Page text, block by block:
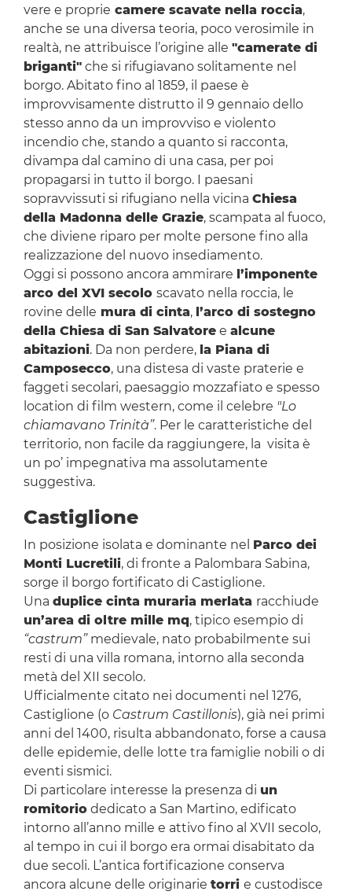
vere e proprie camere scavate nella roccia,
anche se una diversa teoria, poco verosimile in
realtà, ne attribuisce l’origine alle "camerate di
briganti"che si rifugiavano solitamente nel
borgo. Abitato fino al 1859, il paese è
improvvisamente distrutto il 9 gennaio dello
stesso anno da un improvviso e violento
incendio che, stando a quanto si racconta,
divampa dal camino di una casa, per poi
propagarsi in tutto il borgo. I paesani
sopravvissuti si rifugiano nella vicina Chiesa
della Madonna delle Grazie, scampata al fuoco,
che diviene riparo per molte persone fino alla
realizzazione del nuovo insediamento.
Oggi si possono ancora ammirare l’imponente
arco del XVI secolo scavato nella roccia, le
rovine delle mura di cinta, l’arco di sostegno
della Chiesa di San Salvatoree alcune
abitazioni. Da non perdere, la Piana di
Camposecco, una distesa di vaste praterie e
faggeti secolari, paesaggio mozzafiato e spesso
location di film western, come il celebre "Lo
chiamavano Trinità”. Per le caratteristiche del
territorio, non facile da raggiungere, la visita è
un po’ impegnativa ma assolutamente
suggestiva.
Castiglione
In posizione isolata e dominante nel Parco dei
Monti Lucretili, di fronte a Palombara Sabina,
sorge il borgo fortificato di Castiglione.
Una duplice cinta muraria merlata racchiude
un’area di oltre mille mq, tipico esempio di
“castrum” medievale, nato probabilmente sui
resti di una villa romana, intorno alla seconda
metà del XII secolo.
Ufficialmente citato nei documenti nel 1276,
Castiglione (o Castrum Castillonis), già nei primi
anni del 1400, risulta abbandonato, forse a causa
delle epidemie, delle lotte tra famiglie nobili o di
eventi sismici.
Di particolare interesse la presenza di un
romitoriodedicato a San Martino, edificato
intorno all’anno mille e attivo fino al XVII secolo,
al tempo in cui il borgo era ormai disabitato da
due secoli. L’antica fortificazione conserva
ancora alcune delle originarie torri e custodisce